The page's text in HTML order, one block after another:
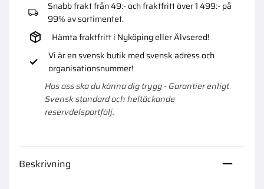
Snabb frakt från 49:- och fraktfritt över 1 499:- på
99% av sortimentet.
Hämta fraktfritt i Nyköping eller Älvsered!
Vi är en svensk butik med svensk adress och
organisationsnummer!
Hos oss ska du känna dig trygg - Garantier enligt
Svensk standard och heltäckande
reservdelsportfölj.
Beskrivning